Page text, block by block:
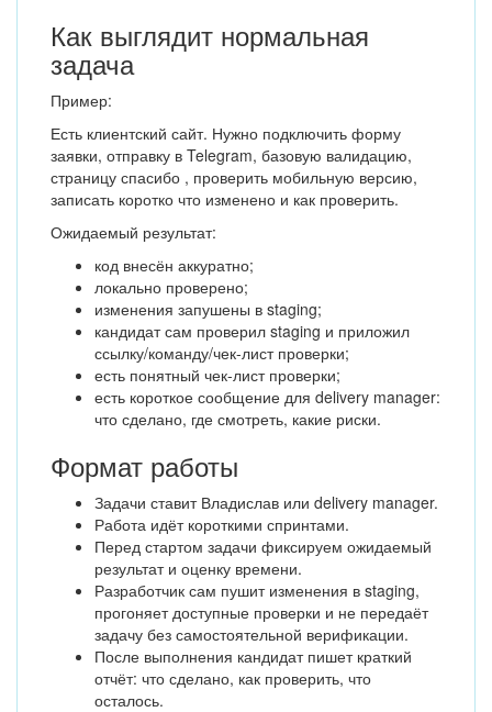
Как выглядит нормальная
задача
Пример:
Есть клиентский сайт. Нужно подключить форму
заявки, отправку в Telegram, базовую валидацию,
страницу спасибо , проверить мобильную версию,
записать коротко что изменено и как проверить.
Ожидаемый результат:
код внесён аккуратно;
локально проверено;
изменения запушены в staging;
кандидат сам проверил staging и приложил
ссылку/команду/чек-лист проверки;
есть понятный чек-лист проверки;
есть короткое сообщение для delivery manager:
что сделано, где смотреть, какие риски.
Формат работы
Задачи ставит Владислав или delivery manager.
Работа идёт короткими спринтами.
Перед стартом задачи фиксируем ожидаемый
результат и оценку времени.
Разработчик сам пушит изменения в staging,
прогоняет доступные проверки и не передаёт
задачу без самостоятельной верификации.
После выполнения кандидат пишет краткий
отчёт: что сделано, как проверить, что
осталось.